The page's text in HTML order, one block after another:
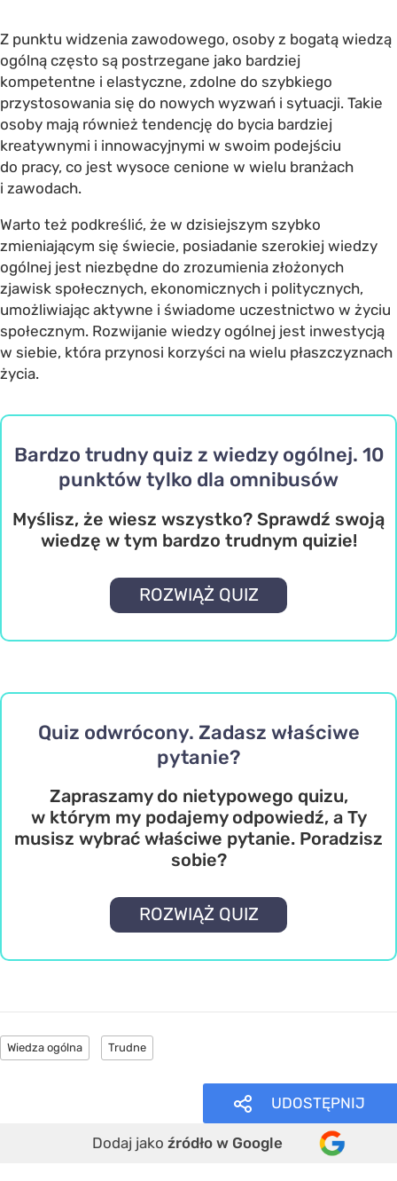
Z punktu widzenia zawodowego, osoby z bogatą wiedzą
ogólną często są postrzegane jako bardziej
kompetentne i elastyczne, zdolne do szybkiego
przystosowania się do nowych wyzwań i sytuacji. Takie
osoby mają również tendencję do bycia bardziej
kreatywnymi i innowacyjnymi w swoim podejściu
do pracy, co jest wysoce cenione w wielu branżach
i zawodach.
Warto też podkreślić, że w dzisiejszym szybko
zmieniającym się świecie, posiadanie szerokiej wiedzy
ogólnej jest niezbędne do zrozumienia złożonych
zjawisk społecznych, ekonomicznych i politycznych,
umożliwiając aktywne i świadome uczestnictwo w życiu
społecznym. Rozwijanie wiedzy ogólnej jest inwestycją
w siebie, która przynosi korzyści na wielu płaszczyznach
życia.
Bardzo trudny quiz z wiedzy ogólnej. 10
punktów tylko dla omnibusów
Myślisz, że wiesz wszystko? Sprawdź swoją
wiedzę w tym bardzo trudnym quizie!
ROZWIĄŻ QUIZ
Quiz odwrócony. Zadasz właściwe
pytanie?
Zapraszamy do nietypowego quizu,
w którym my podajemy odpowiedź, a Ty
musisz wybrać właściwe pytanie. Poradzisz
sobie?
ROZWIĄŻ QUIZ
Wiedza ogólna Trudne
UDOSTĘPNIJ
Dodaj jako źródło w Google